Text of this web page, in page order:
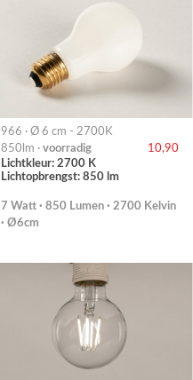
966 · Ø 6 cm - 2700K
850lm · voorradig
10,90
Lichtkleur: 2700 K
Lichtopbrengst: 850 lm
7 Watt · 850 Lumen · 2700 Kelvin
· Ø6cm